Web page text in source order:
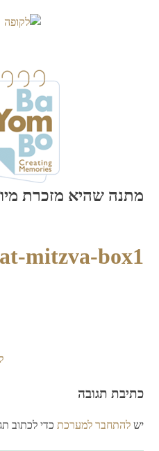
מתנה שהיא מזכרת
mitzva-box1
כתיבת תגובה
ישלהתחבר למערכת כדי לכתוב